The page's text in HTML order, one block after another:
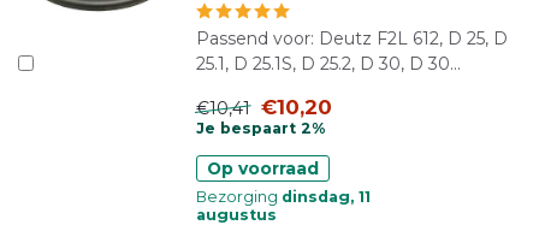
Passend voor: Deutz F2L 612, D 25, D
25.1, D 25.1S, D 25.2, D 30, D 30...
€10,41 €10,20
Je bespaart 2%
Op voorraad
Bezorging dinsdag, 11
augustus